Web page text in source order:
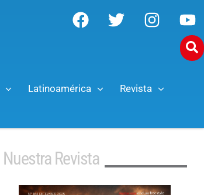
Latinoamérica Revista
Nuestra Revista